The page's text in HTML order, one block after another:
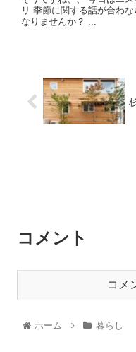
リ 季節に関する話が合わ
なりませんか？ ...
コメント
コメ
ホーム 暮らし